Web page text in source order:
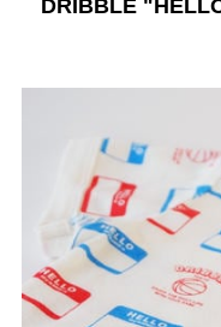
DRIBBLE